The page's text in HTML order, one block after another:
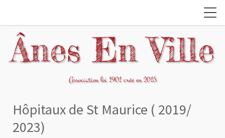
Ânes En Ville
Association loi 1901 crée en 2015
Hôpitaux de St Maurice ( 2019/
2023)